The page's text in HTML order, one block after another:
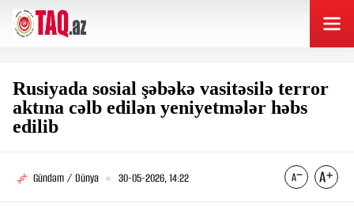
Rusiyada sosial şəbəkə vasitəsilə terror
aktına cəlb edilən yeniyetmələr həbs
edilib
Gündəm / Dünya 30-05-2026, 14:22